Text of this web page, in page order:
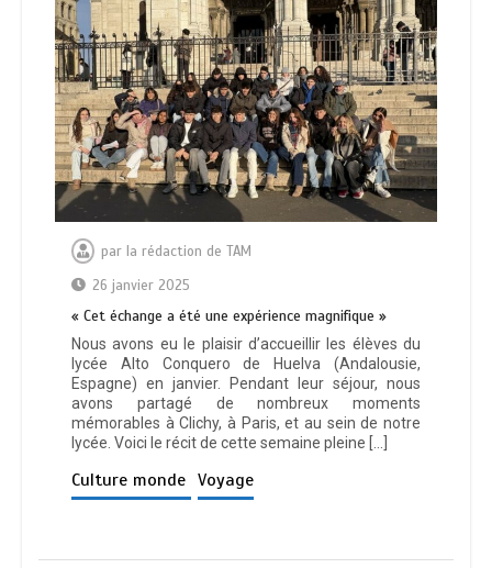
par la rédaction de TAM
26 janvier 2025
« Cet échange a été une expérience magnifique »
Nous avons eu le plaisir d’accueillir les élèves du
lycée Alto Conquero de Huelva (Andalousie,
Espagne) en janvier. Pendant leur séjour, nous
avons partagé de nombreux moments
mémorables à Clichy, à Paris, et au sein de notre
lycée. Voici le récit de cette semaine pleine […]
Culture monde Voyage